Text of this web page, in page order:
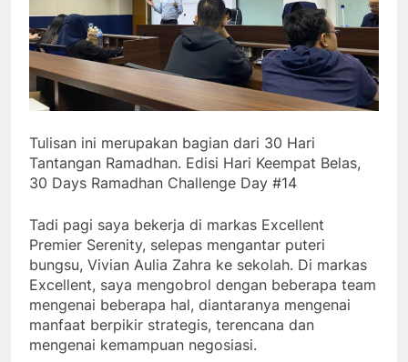
Tulisan ini merupakan bagian dari 30 Hari
Tantangan Ramadhan. Edisi Hari Keempat Belas,
30 Days Ramadhan Challenge Day #14
Tadi pagi saya bekerja di markas Excellent
Premier Serenity, selepas mengantar puteri
bungsu, Vivian Aulia Zahra ke sekolah. Di markas
Excellent, saya mengobrol dengan beberapa team
mengenai beberapa hal, diantaranya mengenai
manfaat berpikir strategis, terencana dan
mengenai kemampuan negosiasi.